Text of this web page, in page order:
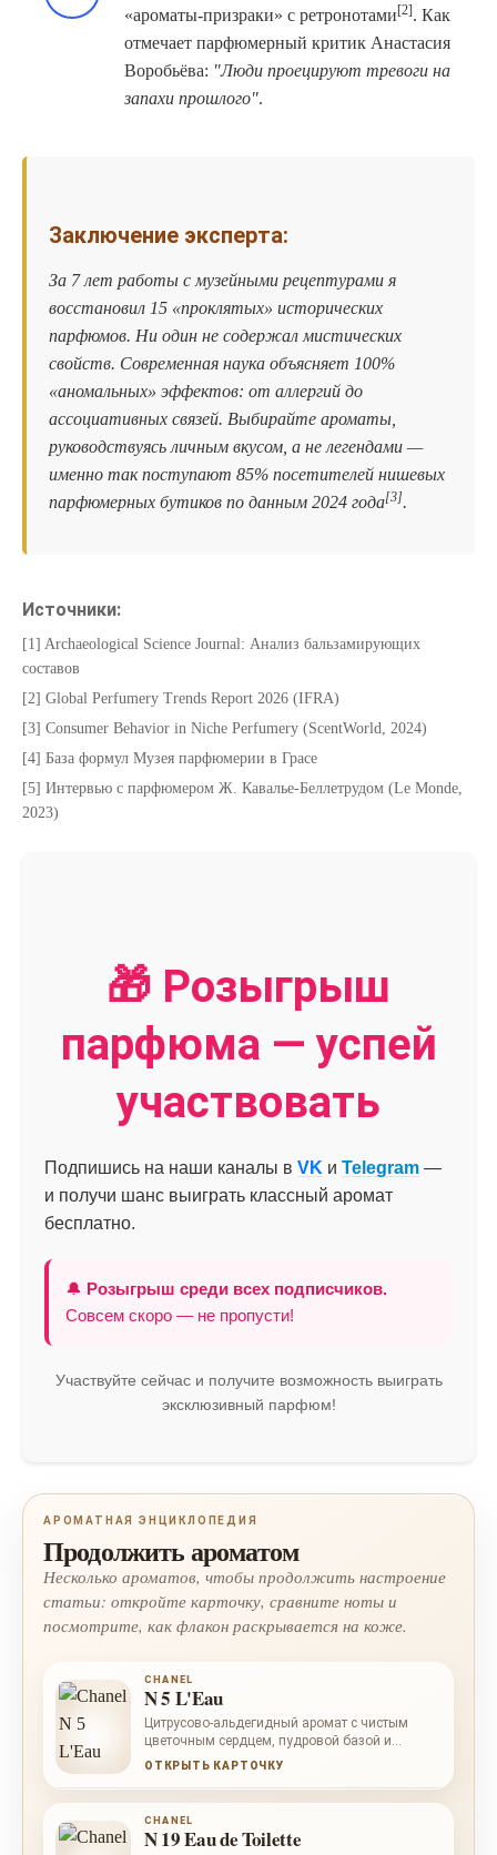
«ароматы-призраки» с ретронотами[2]. Как
отмечает парфюмерный критик Анастасия
Воробьёва:
Люди проецируют тревоги на
запахи прошлого .
Заключение эксперта:
За 7 лет работы с музейными рецептурами я
восстановил 15 «проклятых» исторических
парфюмов. Ни один не содержал мистических
свойств. Современная наука объясняет 100%
«аномальных» эффектов: от аллергий до
ассоциативных связей. Выбирайте ароматы,
руководствуясь личным вкусом, а не легендами —
именно так поступают 85% посетителей нишевых
парфюмерных бутиков по данным 2024 года[3].
Источники:
[1] Archaeological Science Journal: Анализ бальзамирующих
составов
[2] Global Perfumery Trends Report 2026 (IFRA)
[3] Consumer Behavior in Niche Perfumery (ScentWorld, 2024)
[4] База формул Музея парфюмерии в Грасе
[5] Интервью с парфюмером Ж. Кавалье-Беллетрудом (Le Monde,
2023)
🎁 Розыгрыш
парфюма — успей
участвовать
Подпишись на наши каналы в VK и Telegram —
и получи шанс выиграть классный аромат
бесплатно.
🔔 Розыгрыш среди всех подписчиков.
Совсем скоро — не пропусти!
Участвуйте сейчас и получите возможность выиграть
эксклюзивный парфюм!
АРОМАТНАЯ ЭНЦИКЛОПЕДИЯ
Продолжить ароматом
Несколько ароматов, чтобы продолжить настроение
статьи: откройте карточку, сравните ноты и
посмотрите, как флакон раскрывается на коже.
CHANEL
N 5 L'Eau
Цитрусово-альдегидный аромат с чистым
цветочным сердцем, пудровой базой и
современной легкостью.
ОТКРЫТЬ КАРТОЧКУ
CHANEL
N 19 Eau de Toilette